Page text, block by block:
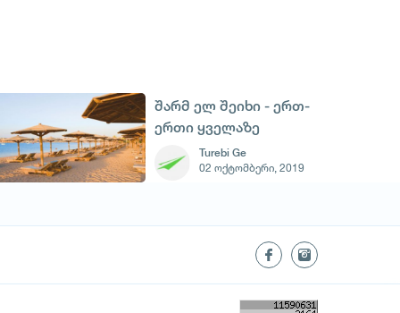
შარმ ელ შეიხი - ერთ-
ერთი ყველაზე
პოპულარული
კურორთი ეგვიპტეში
Turebi Ge
02 ოქტომბერი, 2019